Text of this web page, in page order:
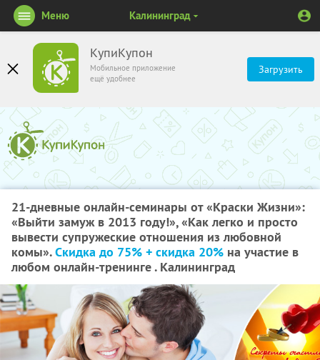
КупиКупон
Мобильное приложение
ещё удобнее
Загрузить
Меню Калининград
21-дневные онлайн-семинары от «Краски Жизни»:
«Выйти замуж в 2013 году!», «Как легко и просто
вывести супружеские отношения из любовной
комы».Скидка до 75% + скидка 20% на участие в
любом онлайн-тренинге . Калининград